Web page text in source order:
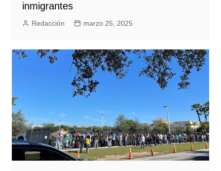
inmigrantes
Redacción marzo 25, 2025